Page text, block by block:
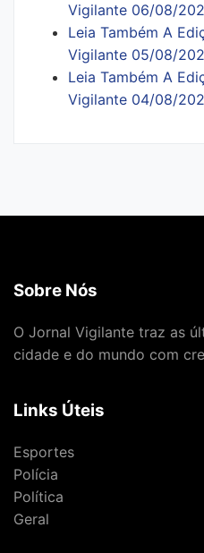
Vigilante 06/08/
Leia Também A
Vigilante 05/08/
Leia Também A
Vigilante 04/08/
Sobre Nós
O Jornal Vigilante traz as
cidade e do mundo com
Links Úteis
Esportes
Polícia
Política
Geral